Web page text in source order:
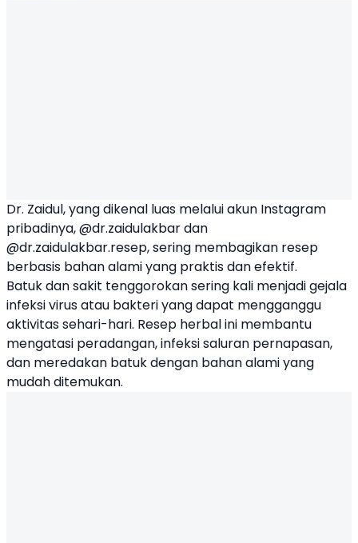
Dr. Zaidul, yang dikenal luas melalui akun Instagram
pribadinya, @dr.zaidulakbar dan
@dr.zaidulakbar.resep, sering membagikan resep
berbasis bahan alami yang praktis dan efektif.
Batuk dan sakit tenggorokan sering kali menjadi gejala
infeksi virus atau bakteri yang dapat mengganggu
aktivitas sehari-hari. Resep herbal ini membantu
mengatasi peradangan, infeksi saluran pernapasan,
dan meredakan batuk dengan bahan alami yang
mudah ditemukan.